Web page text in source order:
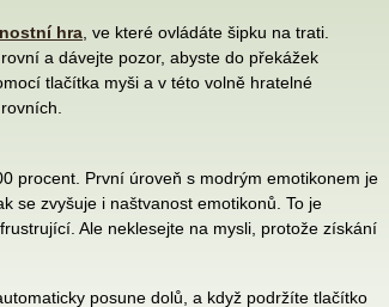
hra , ve které ovládáte šipku na trati.
a dávejte pozor, abyste do překážek
tlačítka myši a v této volně hratelné
procent. První úroveň s modrým emotikonem je
se zvyšuje i naštvanost emotikonů. To je
Ale neklesejte na mysli, protože získání
posune dolů, a když podržíte tlačítko